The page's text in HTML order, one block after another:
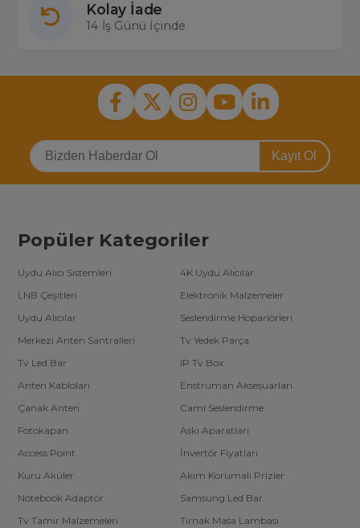
Kolay İade
14 İş Günü İçinde
Kayıt Ol
Popüler Kategoriler
Uydu Alıcı Sistemleri
4K Uydu Alıcılar
LNB Çeşitleri
Elektronik Malzemeler
Uydu Alıcılar
Seslendirme Hoparlörleri
Merkezi Anten Santralleri
Tv Yedek Parça
Tv Led Bar
IP Tv Box
Anten Kabloları
Enstrüman Aksesuarları
Çanak Anten
Cami Seslendirme
Fotokapan
Askı Aparatları
Access Point
İnvertör Fiyatları
Kuru Aküler
Akım Korumalı Prizler
Notebook Adaptör
Samsung Led Bar
Tv Tamir Malzemeleri
Tırnak Masa Lambası